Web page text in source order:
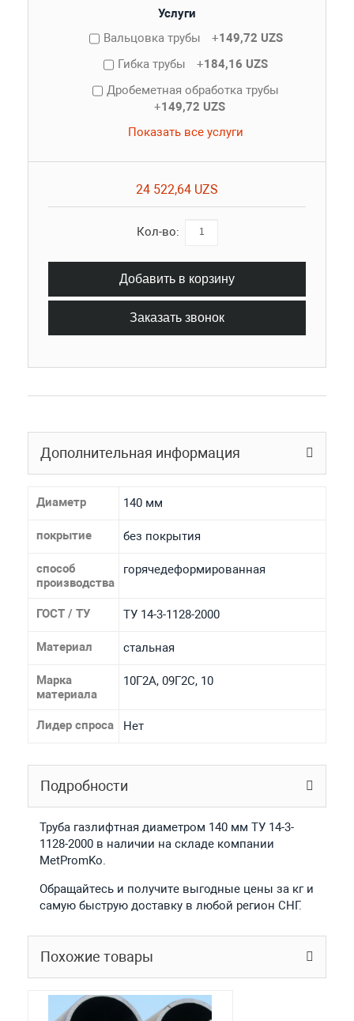
Услуги
Вальцовка трубы
+149,72 UZS
Гибка трубы
+184,16 UZS
Дробеметная обработка трубы
+149,72 UZS
Показать все услуги
24 522,64 UZS
Кол-во:
Добавить в корзину
Заказать звонок
Дополнительная информация
Диаметр 140 мм
покрытие без покрытия
способ
производства
горячедеформированная
ГОСТ / ТУ ТУ 14-3-1128-2000
Материал стальная
Марка
материала
10Г2А, 09Г2С, 10
Лидер спроса Нет
Подробности
Труба газлифтная диаметром 140 мм ТУ 14-3-
1128-2000 в наличии на складе компании
MetPromKo.
Обращайтесь и получите выгодные цены за кг и
самую быструю доставку в любой регион СНГ.
Похожие товары